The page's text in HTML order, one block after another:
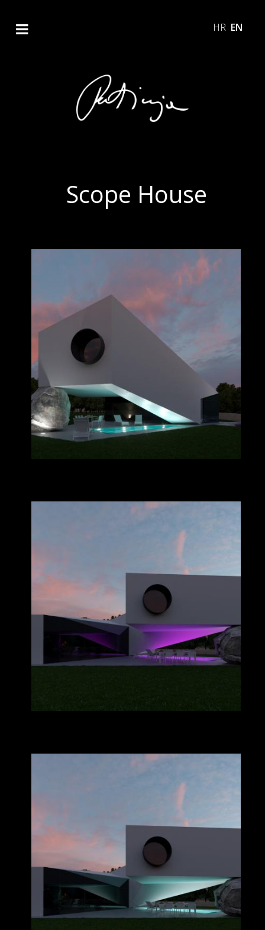
HR EN
Scope House